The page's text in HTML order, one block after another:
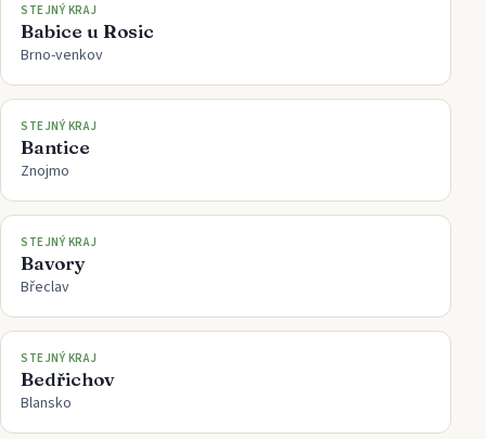
STEJNÝ KRAJ
Babice u Rosic
Brno-venkov
STEJNÝ KRAJ
Bantice
Znojmo
STEJNÝ KRAJ
Bavory
Břeclav
STEJNÝ KRAJ
Bedřichov
Blansko